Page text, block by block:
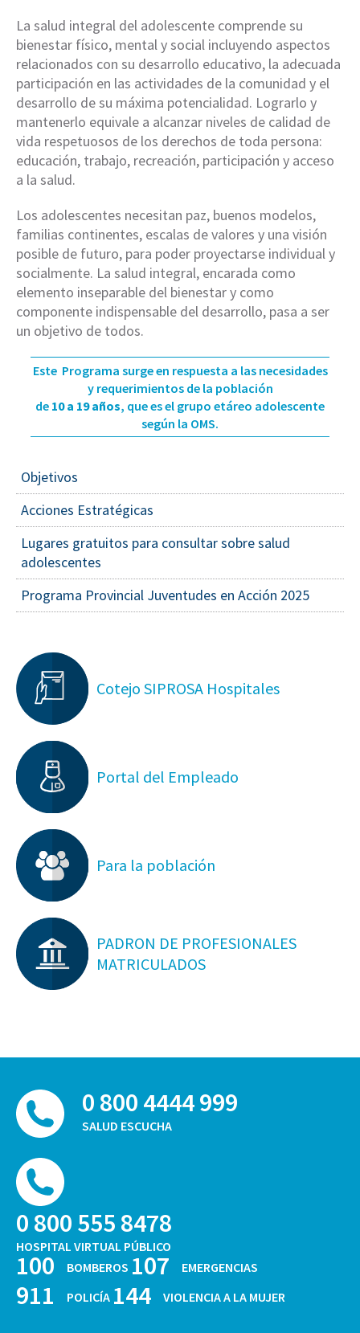
La salud integral del adolescente comprende su
bienestar físico, mental y social incluyendo aspectos
relacionados con su desarrollo educativo, la adecuada
participación en las actividades de la comunidad y el
desarrollo de su máxima potencialidad. Lograrlo y
mantenerlo equivale a alcanzar niveles de calidad de
vida respetuosos de los derechos de toda persona:
educación, trabajo, recreación, participación y acceso
a la salud.
Los adolescentes necesitan paz, buenos modelos,
familias continentes, escalas de valores y una visión
posible de futuro, para poder proyectarse individual y
socialmente. La salud integral, encarada como
elemento inseparable del bienestar y como
componente indispensable del desarrollo, pasa a ser
un objetivo de todos.
Este Programa surge en respuesta a las necesidades
y requerimientos de la población
de 10 a 19 años, que es el grupo etáreo adolescente
según la OMS.
Objetivos
Acciones Estratégicas
Lugares gratuitos para consultar sobre salud
adolescentes
Programa Provincial Juventudes en Acción 2025
Cotejo SIPROSA Hospitales
Portal del Empleado
Para la población
PADRON DE PROFESIONALES
MATRICULADOS
0 800 4444 999
SALUD ESCUCHA
0 800 555 8478
HOSPITAL VIRTUAL PÚBLICO
100 BOMBEROS 107 EMERGENCIAS
911 POLICÍA 144 VIOLENCIA A LA MUJER